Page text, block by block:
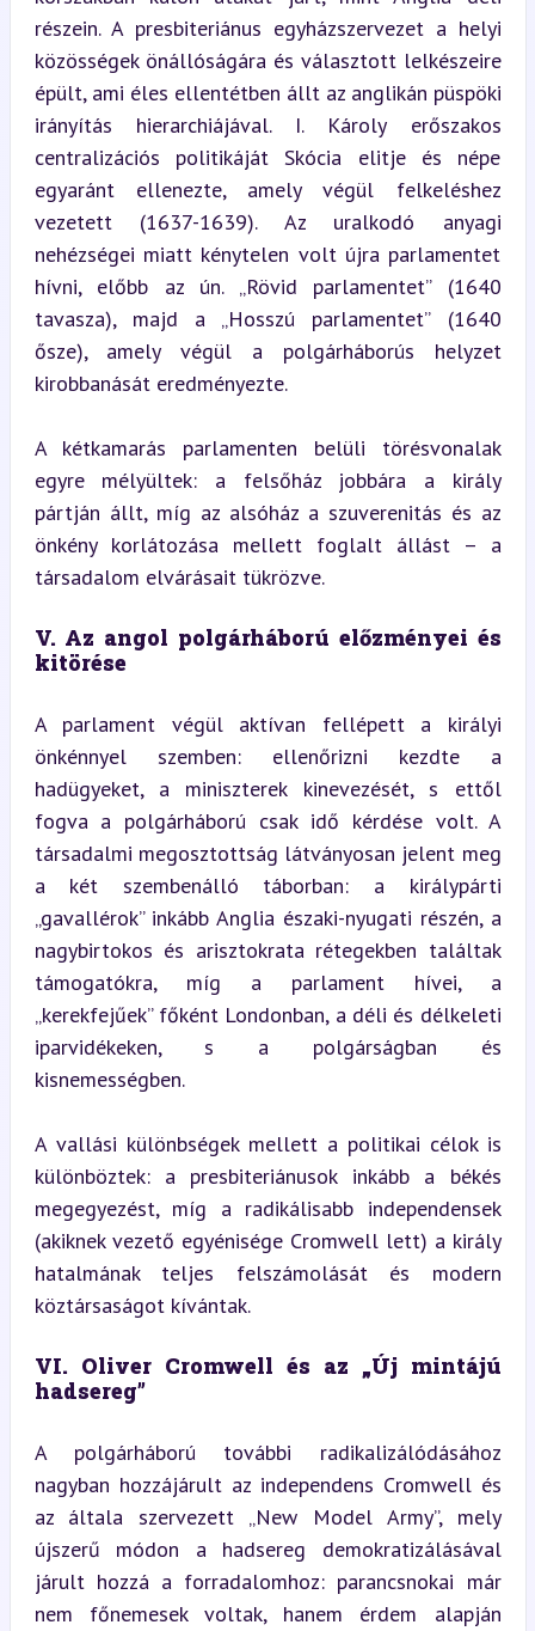
részein. A presbiteriánus egyházszervezet a helyi
közösségek önállóságára és választott lelkészeire
épült, ami éles ellentétben állt az anglikán püspöki
irányítás hierarchiájával. I. Károly erőszakos
centralizációs politikáját Skócia elitje és népe
egyaránt ellenezte, amely végül felkeléshez
vezetett (1637-1639). Az uralkodó anyagi
nehézségei miatt kénytelen volt újra parlamentet
hívni, előbb az ún. „Rövid parlamentet” (1640
tavasza), majd a „Hosszú parlamentet” (1640
ősze), amely végül a polgárháborús helyzet
kirobbanását eredményezte.
A kétkamarás parlamenten belüli törésvonalak
egyre mélyültek: a felsőház jobbára a király
pártján állt, míg az alsóház a szuverenitás és az
önkény korlátozása mellett foglalt állást – a
társadalom elvárásait tükrözve.
V. Az angol polgárháború előzményei és
kitörése
A parlament végül aktívan fellépett a királyi
önkénnyel szemben: ellenőrizni kezdte a
hadügyeket, a miniszterek kinevezését, s ettől
fogva a polgárháború csak idő kérdése volt. A
társadalmi megosztottság látványosan jelent meg
a két szembenálló táborban: a királypárti
„gavallérok” inkább Anglia északi-nyugati részén, a
nagybirtokos és arisztokrata rétegekben találtak
támogatókra, míg a parlament hívei, a
„kerekfejűek” főként Londonban, a déli és délkeleti
iparvidékeken, s a polgárságban és
kisnemességben.
A vallási különbségek mellett a politikai célok is
különböztek: a presbiteriánusok inkább a békés
megegyezést, míg a radikálisabb independensek
(akiknek vezető egyénisége Cromwell lett) a király
hatalmának teljes felszámolását és modern
köztársaságot kívántak.
VI. Oliver Cromwell és az „Új mintájú
hadsereg”
A polgárháború további radikalizálódásához
nagyban hozzájárult az independens Cromwell és
az általa szervezett „New Model Army”, mely
újszerű módon a hadsereg demokratizálásával
járult hozzá a forradalomhoz: parancsnokai már
nem főnemesek voltak, hanem érdem alapján